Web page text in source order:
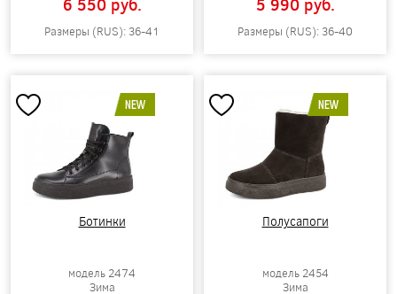
6 550 pуб.
Размеры (RUS): 36-41
5 990 pуб.
Размеры (RUS): 36-40
NEW
Ботинки
модель 2474
Зима
NEW
Полусапоги
модель 2454
Зима